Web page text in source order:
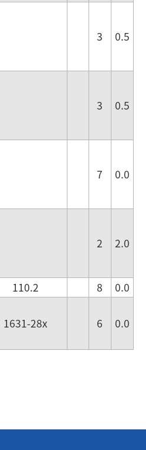
3 0.5
3 0.5
7 0.0
2 2.0
110.2 8 0.0
1631-28x 6 0.0